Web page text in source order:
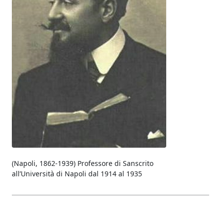
(Napoli, 1862-1939) Professore di Sanscrito
all’Università di Napoli dal 1914 al 1935